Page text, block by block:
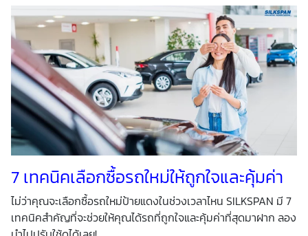
7 เทคนิคเลือกซื้อรถใหม่ให้ถูกใจและคุ้มค่า
ไม่ว่าคุณจะเลือกซื้อรถใหม่ป้ายแดงในช่วงเวลาไหน SILKSPAN มี 7
เทคนิคสำคัญที่จะช่วยให้คุณได้รถที่ถูกใจและคุ้มค่าที่สุดมาฝาก ลอง